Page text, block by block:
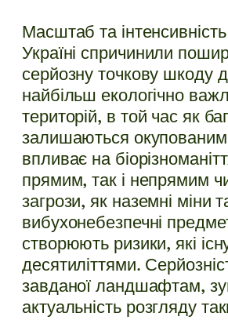
Масштаб та
Україні спричинили
серйозну точкову шкоду
найбільш екологічно
територій, в той час як
залишаються
впливає на
прямим, так і непрямим
загрози, як наземні міни
вибухонебезпечні
створюють ризики, які
десятиліттями.
завданої ландшафтам,
актуальність розгляду